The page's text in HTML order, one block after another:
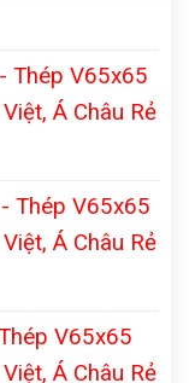
Thép V65x65
Á Châu Rẻ
Thép V65x65
Á Châu Rẻ
V65x65
Á Châu Rẻ